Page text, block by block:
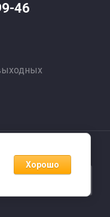
46
Хорошо